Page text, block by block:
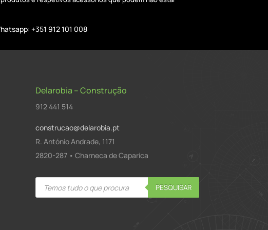
+351 912 101 008
Delarobia – Construção
912 441 514
construcao@delarobia.pt
R. António Andrade, 1171
2820-287 • Charneca de Caparica
Products
search PESQUISAR